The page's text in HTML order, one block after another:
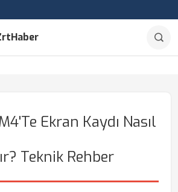
Ekran Kaydı Nasıl
Teknik Rehber